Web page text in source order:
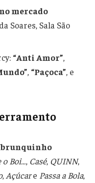
mercado
Soares, Sala São
“Anti Amor”,
, “Paçoca”, e
o Boi…, Casé, QUINN,
, Açúcare Passa a Bola,